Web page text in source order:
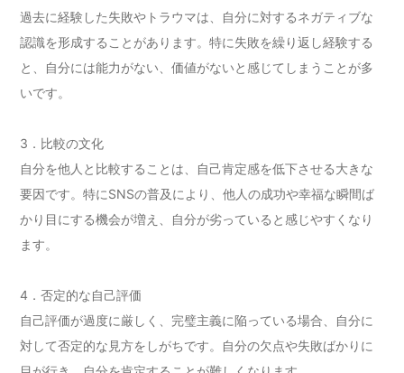
過去に経験した失敗やトラウマは、自分に対するネガティブな
認識を形成することがあります。特に失敗を繰り返し経験する
と、自分には能力がない、価値がないと感じてしまうことが多
いです。
3．比較の文化
自分を他人と比較することは、自己肯定感を低下させる大きな
要因です。特にSNSの普及により、他人の成功や幸福な瞬間ば
かり目にする機会が増え、自分が劣っていると感じやすくなり
ます。
4．否定的な自己評価
自己評価が過度に厳しく、完璧主義に陥っている場合、自分に
対して否定的な見方をしがちです。自分の欠点や失敗ばかりに